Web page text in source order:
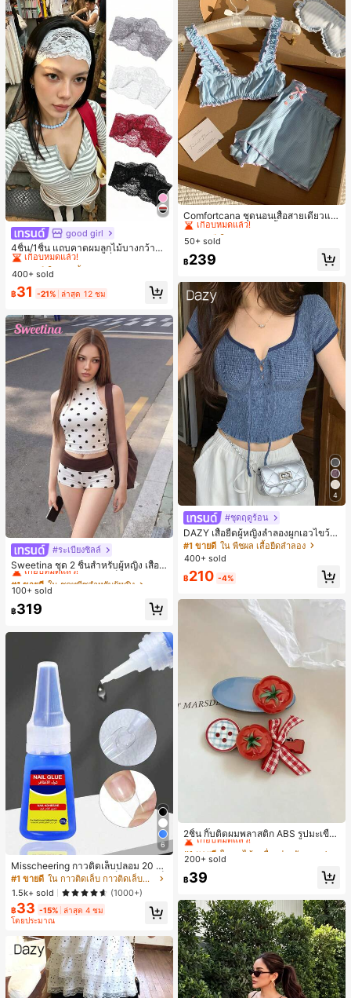
good girl
4ชิ้น/1ชิ้น แถบคาดผมลูกไม้บางกว้างยื
ดหยุ่นสำหรับผู้หญิง, แฟชั่นอเนกประสง
ค์พรีเมียมหรูหราสไตล์มินิมอล ผ้าพันคอ
เล็กๆ ห่วงผม อุปกรณ์เสริมผม, เหมาะสำ
หรับการออกไปข้างนอกประจำวัน, ลำล
อง, งานปาร์ตี้, การเดินทาง, การพักผ่อ
น, การมัดผม, การจัดทรงผม, การแต่งห
น้า, การจับคู่ชุด, อุปกรณ์เสริมประดับผ
ม
#1 ขายดี
เกือบหมดแล้ว!
#1 ขายดี
เกือบหมดแล้ว!
#1 ขายดี
เกือบหมดแล้ว!
#1 ขายดี
ใน ห้องน้ำและแต่งหน้าต้องมี เครื่องประดับผมผู้หญิง
400+ sold
฿31 -21% ล่าสุด 12 ชม
#ระเบียงชิลล์
Sweetina ชุด 2 ชิ้นสำหรับผู้หญิง เสื้อก
ล้ามเข้ารูปพิมพ์ลายจุดสีบล็อกหลังเปิด
และกางเกงขาสั้นเอวพับ
#1 ขายดี ใน ชุดทูพีซสำหรับผู้หญิง
เกือบหมดแล้ว!
#1 ขายดี ใน ชุดทูพีซสำหรับผู้หญิง
เกือบหมดแล้ว!
#1 ขายดี ใน ชุดทูพีซสำหรับผู้หญิง
เกือบหมดแล้ว!
#1 ขายดี
100+ sold
฿319
6
Misscheering กาวติดเล็บปลอม 20 กรั
ม แรงยึดสูง เจลสติกเกอร์เล็บนุ่ม แห้งเร็
ว เหมาะสำหรับผู้เริ่มต้นทำเล็บ ติดทนน
าน
#1 ขายดี
ใน กาวติดเล็บ กาวติดเล็บและสารยึดติด
1.5k+ sold
(1000+)
฿33 -15%
ล่าสุด 4 ชม
โดยประมาณ
Comfortcana ชุดนอนเสื้อสายเดี่ยวแต่
งระบายและกางเกงขาสั้นสำหรับผู้หญิง
#1 ขายดี
เกือบหมดแล้ว!
#1 ขายดี
เกือบหมดแล้ว!
#1 ขายดี
เกือบหมดแล้ว!
#1 ขายดี
50+ sold
฿239
4
#ชุดฤดูร้อน
DAZY เสื้อยืดผู้หญิงลำลองผูกเอวไขว้
สำหรับฤดูร้อน
#1 ขายดี ใน พืชผล เสื้อยืดลำลอง
400+ sold
฿210 -4%
2ชิ้น กิ๊บติดผมพลาสติก ABS รูปมะเขือเ
ทศสีแดงน่ารัก สไตล์เกาหลีมินิมอล สำ
หรับติดผมหน้าม้า ใส่ประจำวันและไปโ
รงเรียน กิ๊บติดผม
เกือบหมดแล้ว!
#1 ขายดี
เกือบหมดแล้ว!
#1 ขายดี
เกือบหมดแล้ว!
#1 ขายดี
200+ sold
฿39